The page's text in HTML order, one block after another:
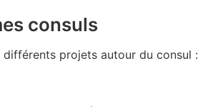
consuls
différents projets autour du consul :